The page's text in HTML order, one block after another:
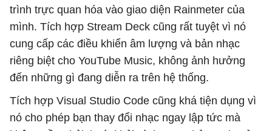
trình trực quan hóa vào giao diện Rainmeter của
mình. Tích hợp Stream Deck cũng rất tuyệt vì nó
cung cấp các điều khiển âm lượng và bản nhạc
riêng biệt cho YouTube Music, không ảnh hưởng
đến những gì đang diễn ra trên hệ thống.
Tích hợp Visual Studio Code cũng khá tiện dụng vì
nó cho phép bạn thay đổi nhạc ngay lập tức mà